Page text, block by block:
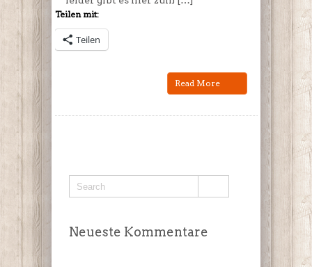
Teilen mit:
Teilen
Read More
Neueste Kommentare